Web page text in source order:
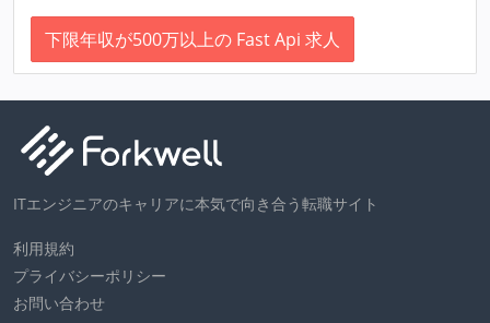
下限年収が500万以上の Fast Api 求人
ITエンジニアのキャリアに本気で向き合う転職サイト
利用規約
プライバシーポリシー
お問い合わせ